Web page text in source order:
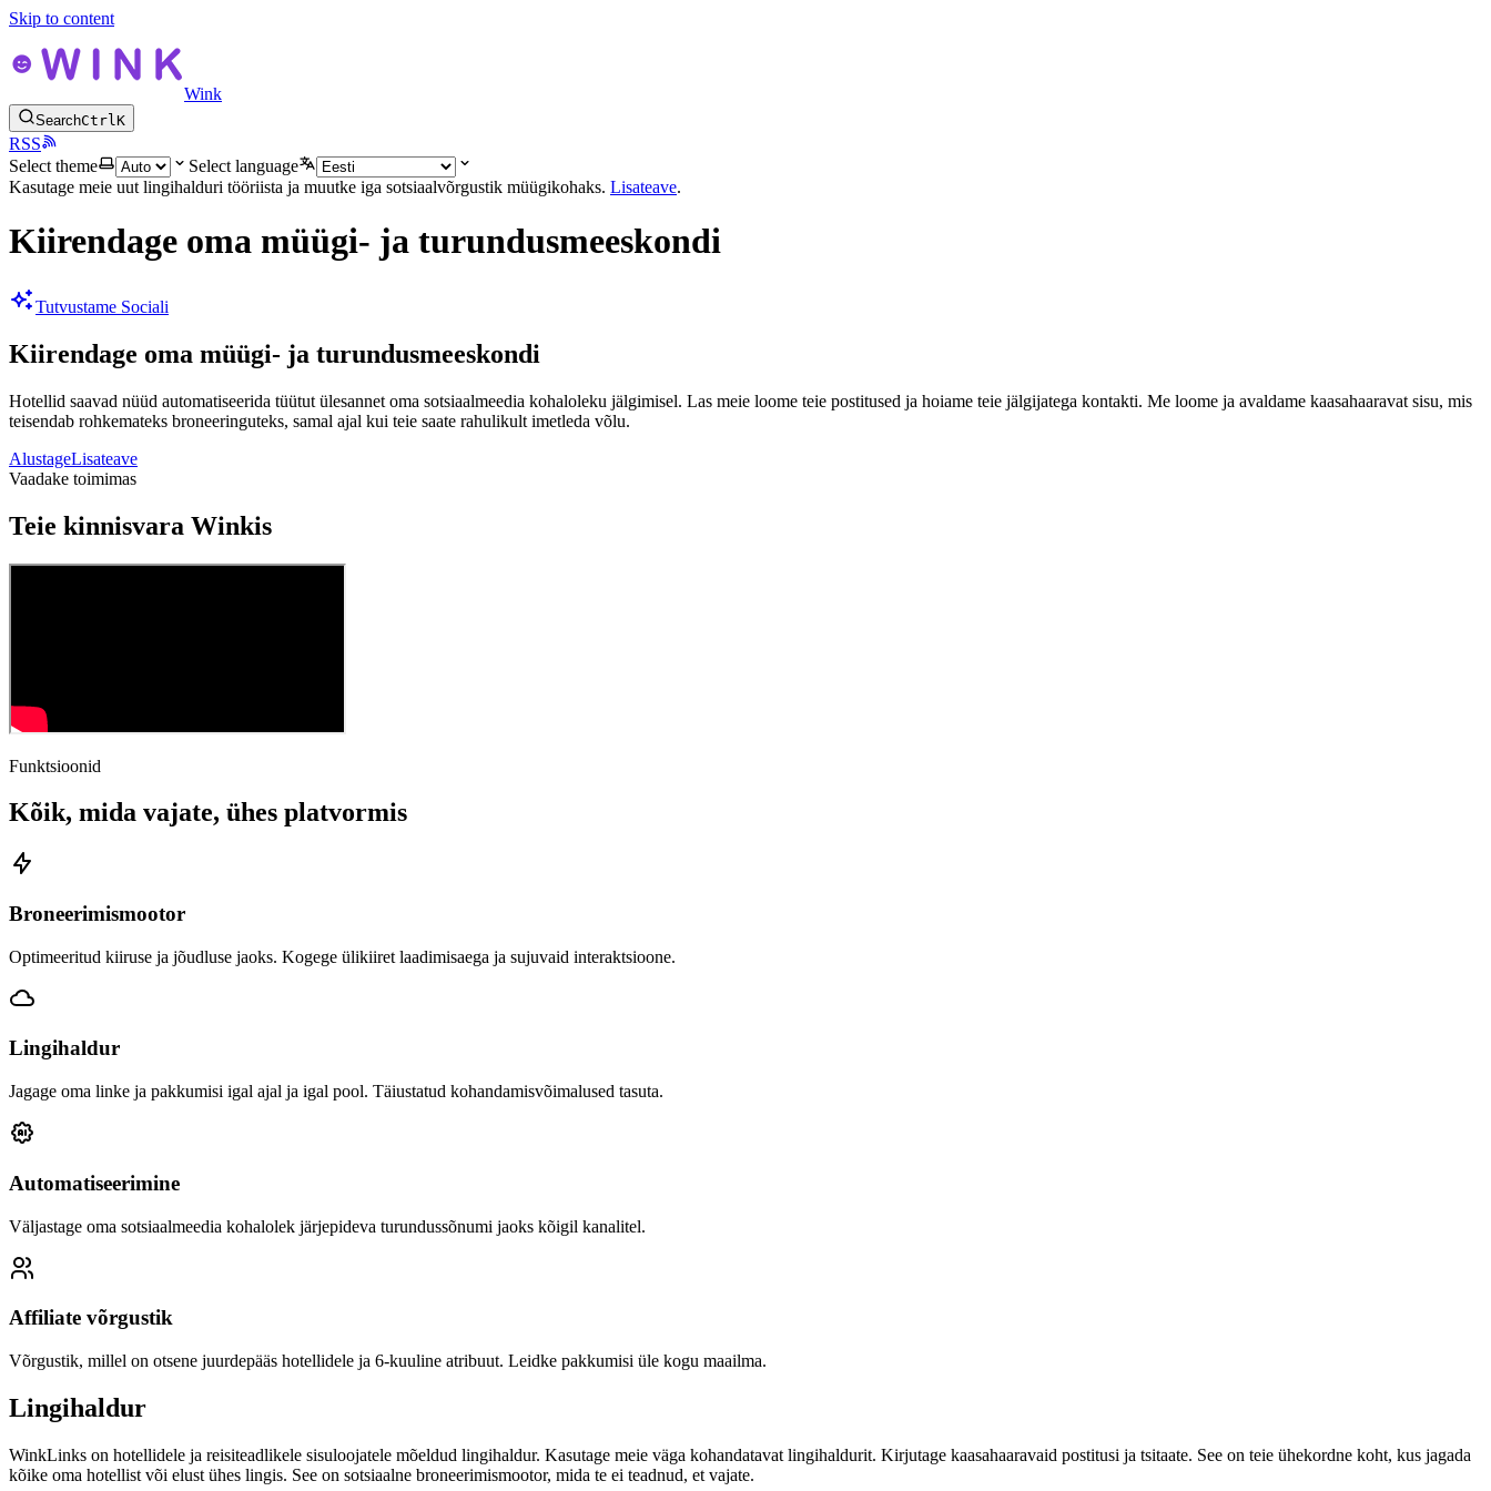
Skip to content
Wink
SearchCtrlK
RSS
Select theme
Select language
Kasutage meie uut lingihalduri tööriista ja muutke iga sotsiaalvõrgustik müügikohaks. Lisateave.
Kiirendage oma müügi- ja turundusmeeskondi
Tutvustame Sociali
Kiirendage oma müügi- ja turundusmeeskondi
Hotellid saavad nüüd automatiseerida tüütut ülesannet oma sotsiaalmeedia kohaloleku jälgimisel. Las meie loome teie postitused ja hoiame teie jälgijatega kontakti. Me loome ja avaldame kaasahaaravat sisu, mis
teisendab rohkemateks broneeringuteks, samal ajal kui teie saate rahulikult imetleda võlu.
AlustageLisateave
Vaadake toimimas
Teie kinnisvara Winkis
Funktsioonid
Kõik, mida vajate, ühes platvormis
Broneerimismootor
Optimeeritud kiiruse ja jõudluse jaoks. Kogege ülikiiret laadimisaega ja sujuvaid interaktsioone.
Lingihaldur
Jagage oma linke ja pakkumisi igal ajal ja igal pool. Täiustatud kohandamisvõimalused tasuta.
Automatiseerimine
Väljastage oma sotsiaalmeedia kohalolek järjepideva turundussõnumi jaoks kõigil kanalitel.
Affiliate võrgustik
Võrgustik, millel on otsene juurdepääs hotellidele ja 6-kuuline atribuut. Leidke pakkumisi üle kogu maailma.
Lingihaldur
WinkLinks on hotellidele ja reisiteadlikele sisuloojatele mõeldud lingihaldur. Kasutage meie väga kohandatavat lingihaldurit. Kirjutage kaasahaaravaid postitusi ja tsitaate. See on teie ühekordne koht, kus jagada
kõike oma hotellist või elust ühes lingis. See on sotsiaalne broneerimismootor, mida te ei teadnud, et vajate.